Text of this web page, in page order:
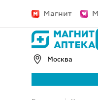
Магнит
Москва